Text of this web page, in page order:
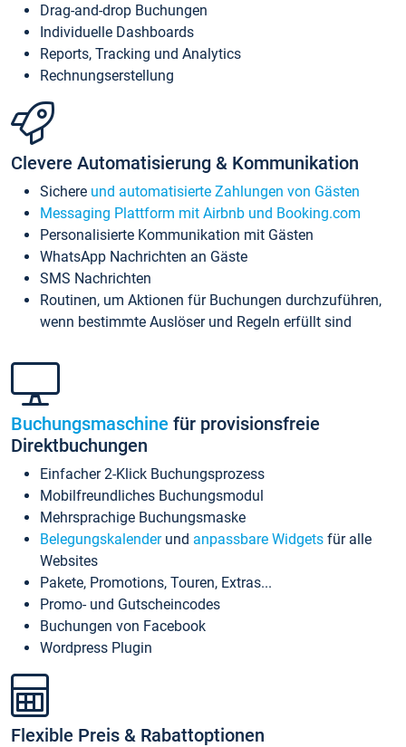
Drag-and-drop Buchungen
Individuelle Dashboards
Reports, Tracking und Analytics
Rechnungserstellung
Clevere Automatisierung & Kommunikation
Sichere und automatisierte Zahlungen von Gästen
Messaging Plattform mit Airbnb und Booking.com
Personalisierte Kommunikation mit Gästen
WhatsApp Nachrichten an Gäste
SMS Nachrichten
Routinen, um Aktionen für Buchungen durchzuführen,
wenn bestimmte Auslöser und Regeln erfüllt sind
Buchungsmaschine für provisionsfreie
Direktbuchungen
Einfacher 2-Klick Buchungsprozess
Mobilfreundliches Buchungsmodul
Mehrsprachige Buchungsmaske
Belegungskalenderund anpassbare Widgets für alle
Websites
Pakete, Promotions, Touren, Extras...
Promo- und Gutscheincodes
Buchungen von Facebook
Wordpress Plugin
Flexible Preis & Rabattoptionen